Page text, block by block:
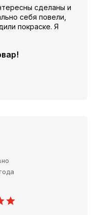
сделаны и
себя повели,
покраске. Я